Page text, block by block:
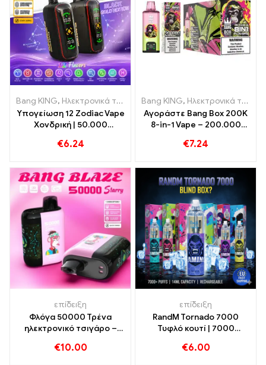
Bang KING, Ηλεκτρονικά τσιγάρα μιας χρήσης ,Ηλεκτρονικά
Υπογείωση 12 Zodiac Vape
Χονδρική | 50.000
€6.24
Bang KING, Ηλεκτρονικά τσιγάρα μιας χρήσης
Αγοράστε Bang Box 200K
8-in-1 Vape – 200.000
€7.24
επίδειξη
Φλόγα 50000 Τρένα
ηλεκτρονικό τσιγάρο –
Αγοράστε τώρα
€10.00
επίδειξη
RandM Tornado 7000
Τυφλό κουτί | 7000
αποστολή στην ΕΕ
€6.00